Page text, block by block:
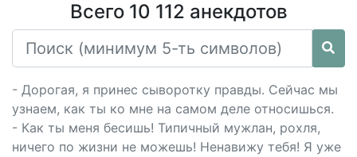
Всего 10 112 анекдотов
- Дорогая, я принес сыворотку правды. Сейчас мы
узнаем, как ты ко мне на самом деле относишься.
- Как ты меня бесишь! Типичный мужлан, рохля,
ничего по жизни не можешь! Ненавижу тебя! Я уже